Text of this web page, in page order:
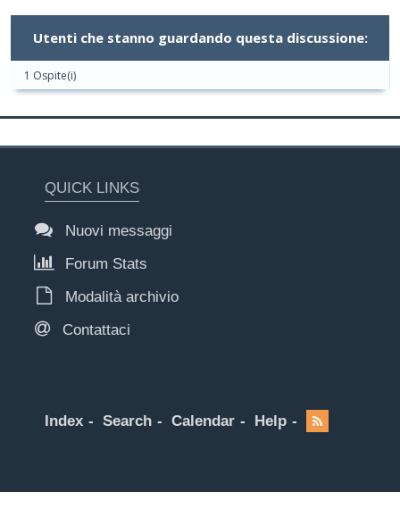
Utenti che stanno guardando questa discussione:
1 Ospite(i)
QUICK LINKS
Nuovi messaggi
Forum Stats
Modalità archivio
Contattaci
Index Search Calendar Help